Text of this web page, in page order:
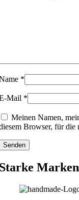
*
Mail *
Meinen Namen,
Browser, für die
Marken